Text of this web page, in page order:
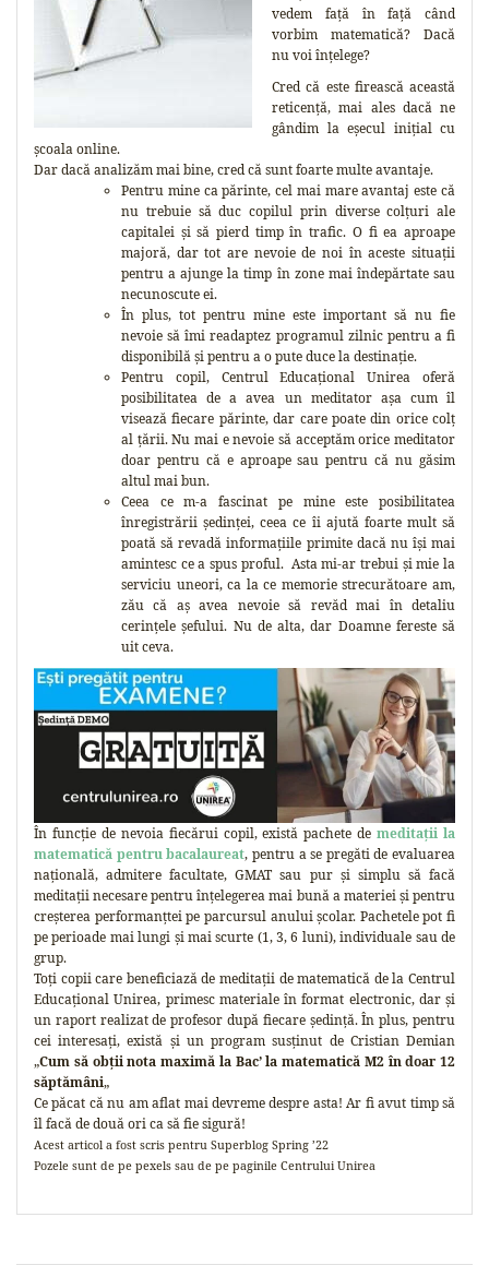
vedem față în față când
vorbim matematică? Dacă
nu voi înțelege?
Cred că este firească această
reticență, mai ales dacă ne
gândim la eșecul inițial cu
școala online.
Dar dacă analizăm mai bine, cred că sunt foarte multe avantaje.
Pentru mine ca părinte, cel mai mare avantaj este că
nu trebuie să duc copilul prin diverse colțuri ale
capitalei și să pierd timp în trafic. O fi ea aproape
majoră, dar tot are nevoie de noi în aceste situații
pentru a ajunge la timp în zone mai îndepărtate sau
necunoscute ei.
În plus, tot pentru mine este important să nu fie
nevoie să îmi readaptez programul zilnic pentru a fi
disponibilă și pentru a o pute duce la destinație.
Pentru copil, Centrul Educațional Unirea oferă
posibilitatea de a avea un meditator așa cum îl
visează fiecare părinte, dar care poate din orice colț
al țării. Nu mai e nevoie să acceptăm orice meditator
doar pentru că e aproape sau pentru că nu găsim
altul mai bun.
Ceea ce m-a fascinat pe mine este posibilitatea
înregistrării ședinței, ceea ce îi ajută foarte mult să
poată să revadă informațiile primite dacă nu își mai
amintesc ce a spus proful. Asta mi-ar trebui și mie la
serviciu uneori, ca la ce memorie strecurătoare am,
zău că aș avea nevoie să revăd mai în detaliu
cerințele șefului. Nu de alta, dar Doamne fereste să
uit ceva.
În funcție de nevoia fiecărui copil, există pachete demeditații la
matematică pentru bacalaureat, pentru a se pregăti de evaluarea
națională, admitere facultate, GMAT sau pur și simplu să facă
meditații necesare pentru înțelegerea mai bună a materiei și pentru
creșterea performanțtei pe parcursul anului școlar. Pachetele pot fi
pe perioade mai lungi și mai scurte (1, 3, 6 luni), individuale sau de
grup.
Toți copii care beneficiază de meditații de matematică de la Centrul
Educațional Unirea, primesc materiale în format electronic, dar și
un raport realizat de profesor după fiecare ședință. În plus, pentru
cei interesați, există și un program susținut de Cristian Demian
„Cum să obții nota maximă la Bac’ la matematică M2 în doar 12
săptămâni„
Ce păcat că nu am aflat mai devreme despre asta! Ar fi avut timp să
îl facă de două ori ca să fie sigură!
Acest articol a fost scris pentru Superblog Spring ’22
Pozele sunt de pe pexels sau de pe paginile Centrului Unirea